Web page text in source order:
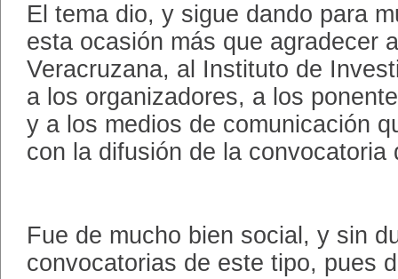
El tema dio, y sigue dando para
esta ocasión más que agradecer
Veracruzana, al Instituto de
a los organizadores, a los
y a los medios de comunicación
con la difusión de la convocatoria
Fue de mucho bien social, y sin
convocatorias de este tipo, pues